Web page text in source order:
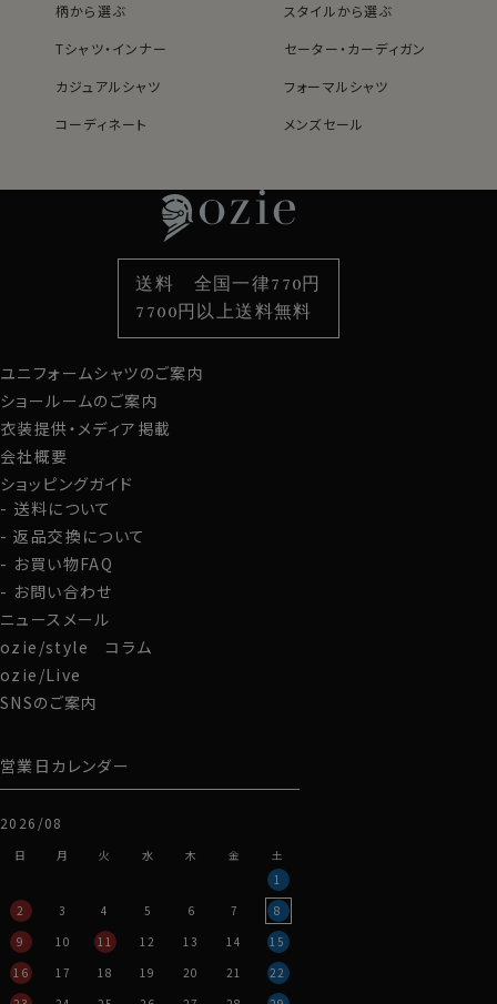
柄から選ぶ
スタイルから選ぶ
Tシャツ・インナー
セーター・カーディガン
カジュアルシャツ
フォーマルシャツ
コーディネート
メンズセール
袖・カフス型から選ぶ
色から選ぶ
柄から選ぶ
スタイルから選ぶ
カジュアルシャツ
定番シャツ
カフスボタン
サスペンダー
財布・名刺入れ
バッグ
ストール・マフラー
グローブ
ユニフォームシャツのご案内
ショールームのご案内
衣装提供・メディア掲載
会社概要
ショッピングガイド
送料について
返品交換について
お買い物FAQ
お問い合わせ
ニュースメール
ozie/style コラム
ozie/Live
SNSのご案内
営業日カレンダー
2026/08
日 月 火 水 木 金
土
1
2
3 4 5 6 7
8
9
10 11 12 13 14
15
16
17 18 19 20 21
22
送料 全国一律770円
7700円以上送料無料